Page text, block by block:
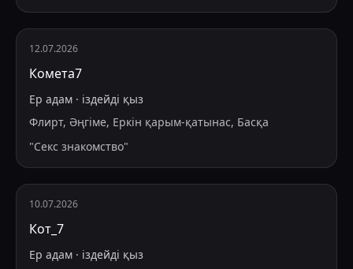
12.07.2026
Комета7
Ер адам · іздейді қыз
Флирт, Әңгіме, Еркін қарым-қатынас, Басқа
"Секс знакомство"
10.07.2026
Кот_7
Ер адам · іздейді қыз